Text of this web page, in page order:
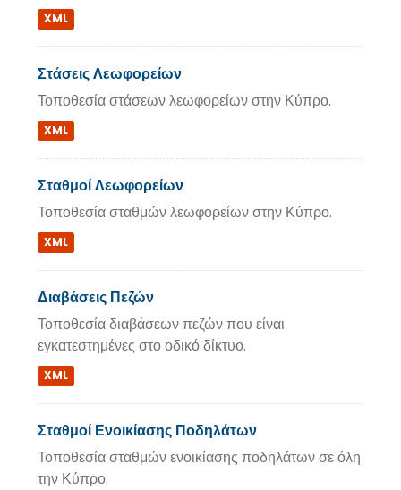
XML
Στάσεις Λεωφορείων
Τοποθεσία στάσεων λεωφορείων στην Κύπρο.
XML
Σταθμοί Λεωφορείων
Τοποθεσία σταθμών λεωφορείων στην Κύπρο.
XML
Διαβάσεις Πεζών
Τοποθεσία διαβάσεων πεζών που είναι
εγκατεστημένες στο οδικό δίκτυο.
XML
Σταθμοί Ενοικίασης Ποδηλάτων
Τοποθεσία σταθμών ενοικίασης ποδηλάτων σε όλη
την Κύπρο.